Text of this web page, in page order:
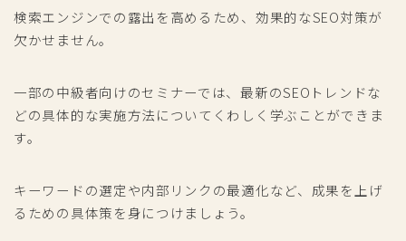
検索エンジンでの露出を高めるため、効果的なSEO対策が
欠かせません。
一部の中級者向けのセミナーでは、最新のSEOトレンドな
どの具体的な実施方法についてくわしく学ぶことができま
す。
キーワードの選定や内部リンクの最適化など、成果を上げ
るための具体策を身につけましょう。